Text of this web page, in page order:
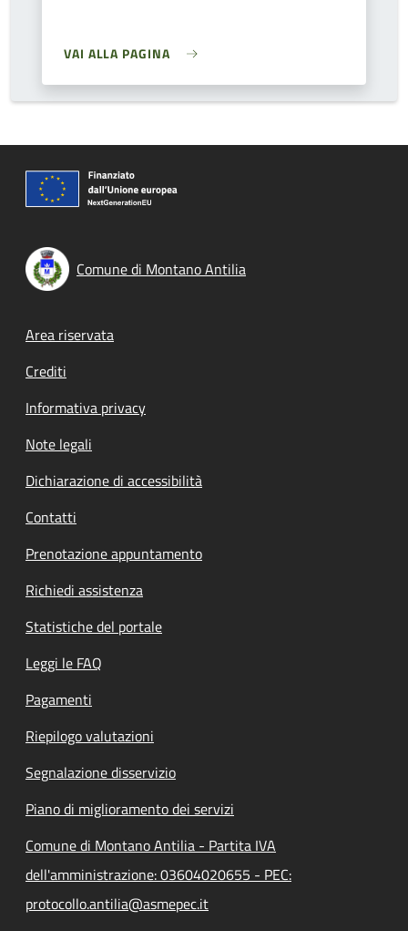
VAI ALLA PAGINA
Comune di Montano Antilia
Footer menu
Area riservata
Crediti
Informativa privacy
Note legali
Dichiarazione di accessibilità
Contatti
Prenotazione appuntamento
Richiedi assistenza
Statistiche del portale
Leggi le FAQ
Pagamenti
Riepilogo valutazioni
Segnalazione disservizio
Piano di miglioramento dei servizi
Comune di Montano Antilia - Partita IVA
dell'amministrazione: 03604020655 - PEC:
protocollo.antilia@asmepec.it